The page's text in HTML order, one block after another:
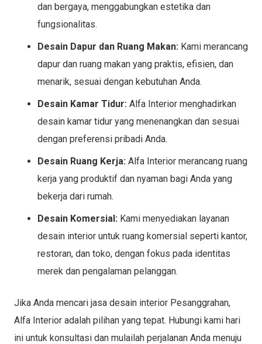
dan bergaya, menggabungkan estetika dan
fungsionalitas.
Desain Dapur dan Ruang Makan: Kami merancang
dapur dan ruang makan yang praktis, efisien, dan
menarik, sesuai dengan kebutuhan Anda.
Desain Kamar Tidur: Alfa Interior menghadirkan
desain kamar tidur yang menenangkan dan sesuai
dengan preferensi pribadi Anda.
Desain Ruang Kerja: Alfa Interior merancang ruang
kerja yang produktif dan nyaman bagi Anda yang
bekerja dari rumah.
Desain Komersial: Kami menyediakan layanan
desain interior untuk ruang komersial seperti kantor,
restoran, dan toko, dengan fokus pada identitas
merek dan pengalaman pelanggan.
Jika Anda mencari jasa desain interior Pesanggrahan,
Alfa Interior adalah pilihan yang tepat. Hubungi kami hari
ini untuk konsultasi dan mulailah perjalanan Anda menuju